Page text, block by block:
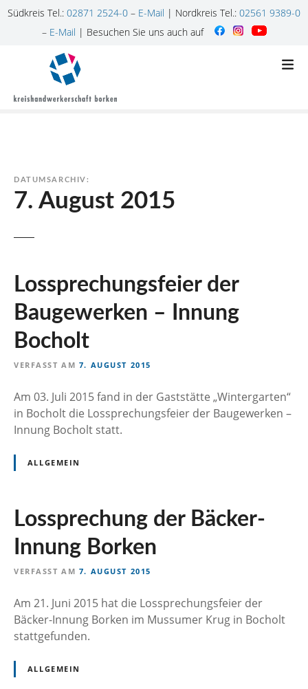
Südkreis Tel.: 02871 2524-0 – E-Mail | Nordkreis Tel.: 02561 9389-0
– E-Mail | Besuchen Sie uns auch auf
DATUMSARCHIV:
7. August 2015
Lossprechungsfeier der
Baugewerken – Innung
Bocholt
VERFASST AM 7. AUGUST 2015
Am 03. Juli 2015 fand in der Gaststätte „Wintergarten“
in Bocholt die Lossprechungsfeier der Baugewerken –
Innung Bocholt statt.
ALLGEMEIN
Lossprechung der Bäcker-
Innung Borken
VERFASST AM 7. AUGUST 2015
Am 21. Juni 2015 hat die Lossprechungsfeier der
Bäcker-Innung Borken im Mussumer Krug in Bocholt
stattgefunden.
ALLGEMEIN